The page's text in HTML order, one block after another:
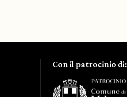
Con il patrocinio di: